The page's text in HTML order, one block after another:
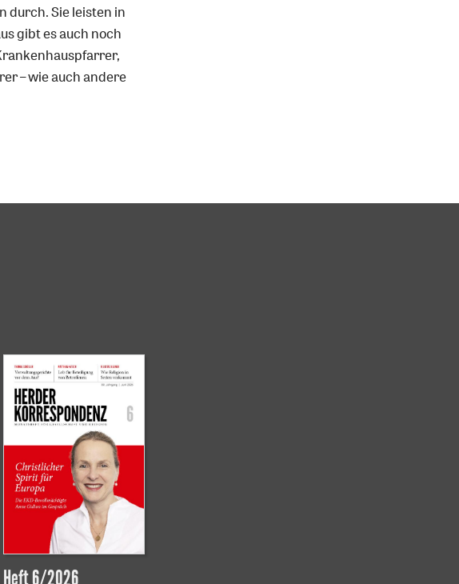
durch. Sie leisten in
gibt es auch noch
– wie auch andere
Heft 6/2026